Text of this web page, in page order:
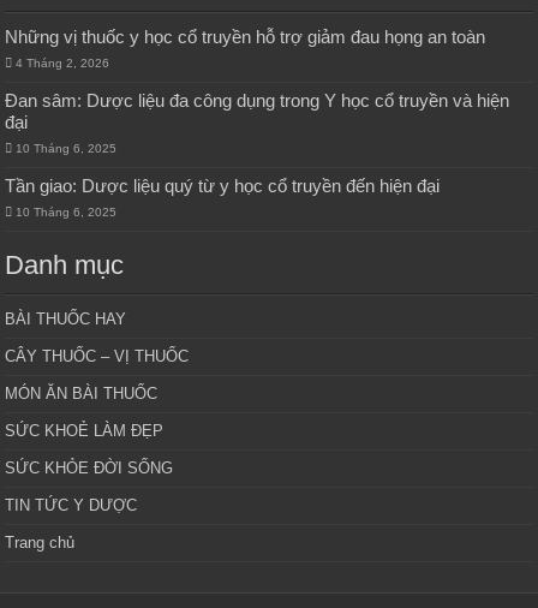
Những vị thuốc y học cổ truyền hỗ trợ giảm đau họng an toàn
4 Tháng 2, 2026
Đan sâm: Dược liệu đa công dụng trong Y học cổ truyền và hiện
đại
10 Tháng 6, 2025
Tần giao: Dược liệu quý từ y học cổ truyền đến hiện đại
10 Tháng 6, 2025
Danh mục
BÀI THUỐC HAY
CÂY THUỐC – VỊ THUỐC
MÓN ĂN BÀI THUỐC
SỨC KHOẺ LÀM ĐẸP
SỨC KHỎE ĐỜI SỐNG
TIN TỨC Y DƯỢC
Trang chủ